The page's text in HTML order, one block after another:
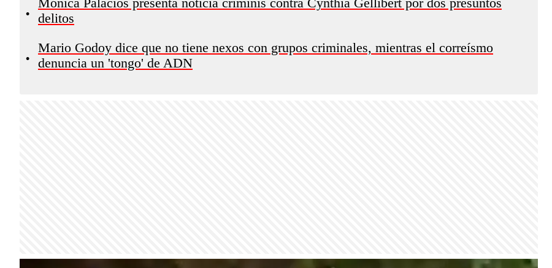
•
Mónica Palacios presenta noticia criminis contra Cynthia Gellibert por dos presuntos
delitos
•
Mario Godoy dice que no tiene nexos con grupos criminales, mientras el correísmo
denuncia un 'tongo' de ADN